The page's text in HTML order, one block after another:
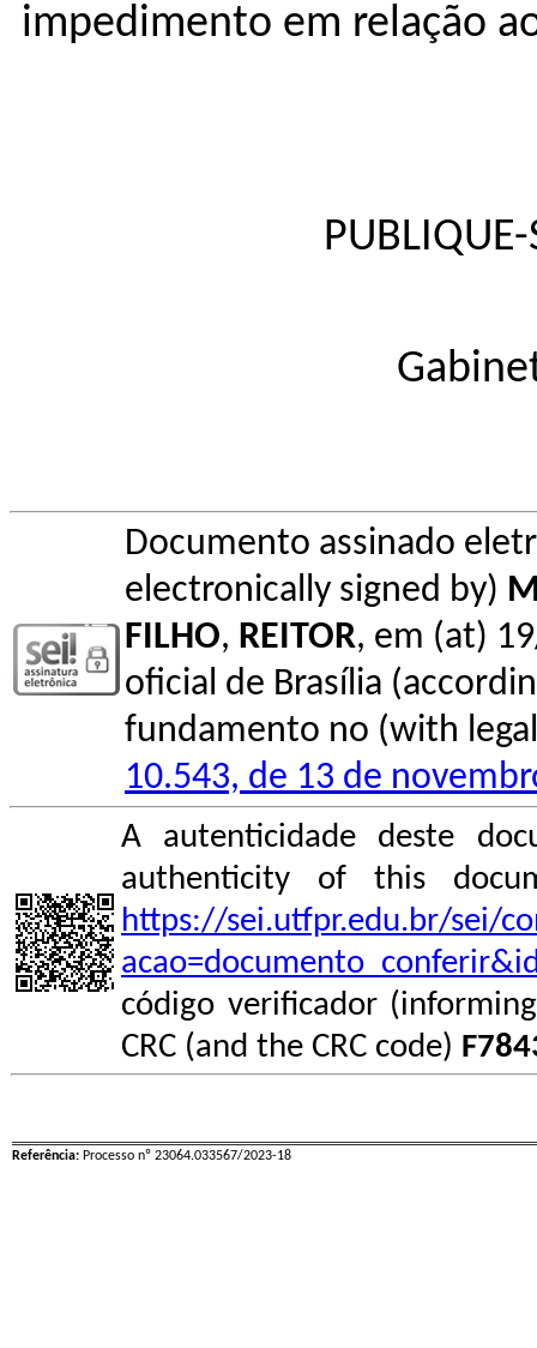
impedimento em relação
PUBLIQUE-
Documento assinado
electronically signed by)
FILHO, REITOR, em (at)
oficial de Brasília
fundamento no (with
10.543, de 13 de
A autenticidade deste
authenticity of this
https://sei.utfpr.edu.br/sei/
código verificador
CRC (and the CRC code)
Referência: Processo nº 23064.033567/2023-18